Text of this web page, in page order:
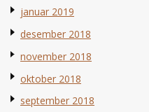
januar 2019
desember 2018
november 2018
oktober 2018
september 2018